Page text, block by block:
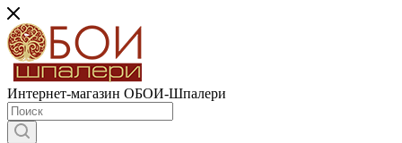
Интернет-магазин ОБОИ-Шпалери